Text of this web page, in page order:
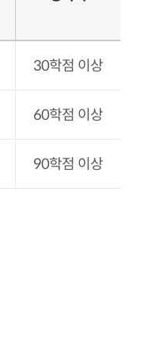
30학점 이상
60학점 이상
90학점 이상